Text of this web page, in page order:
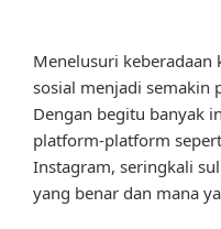
Menelusuri keberadaan
sosial menjadi semakin
Dengan begitu banyak
platform-platform
Instagram, seringkali
yang benar dan mana